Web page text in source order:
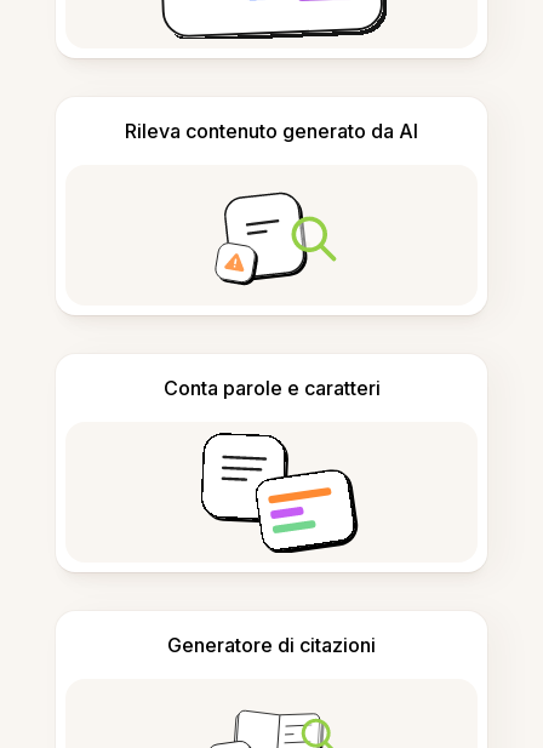
Rileva contenuto generato da AI
Conta parole e caratteri
Generatore di citazioni